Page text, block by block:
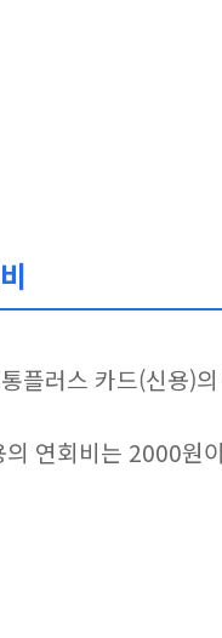
플러스 카드(신용)
의 연회비는 2000원